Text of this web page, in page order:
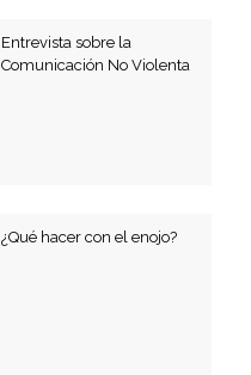
Entrevista sobre la
Comunicación No Violenta
¿Qué hacer con el enojo?